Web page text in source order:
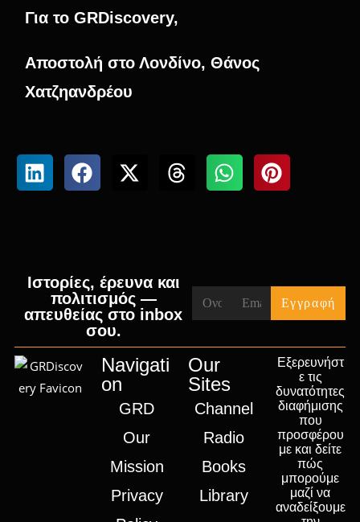
Για το GRDiscovery,
Αποστολή στο Λονδίνο, Θάνος
Χατζηανδρέου
Ιστορίες, έρευνα και
πολιτισμός —
απευθείας στο inbox
σου.
Navigati
on
GRD
Our
Mission
Privacy
Our
Sites
Channel
Radio
Books
Library
Εξερευνήστ
ε τις
δυνατότητες
διαφήμισης
που
προσφέρου
με και δείτε
πώς
μπορούμε
μαζί να
αναδείξουμε